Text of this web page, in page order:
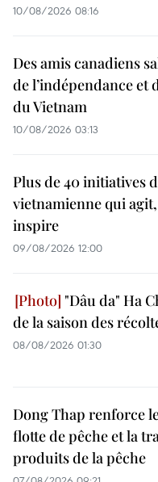
10/08/2026 08:16
Des amis canadiens
de l’indépendance et
du Vietnam
10/08/2026 03:13
Plus de 40 initiatives
vietnamienne qui
inspire
09/08/2026 12:00
"Dâu da" Ha
de la saison des
08/08/2026 01:30
Dong Thap renforce
flotte de pêche et la
produits de la pêche